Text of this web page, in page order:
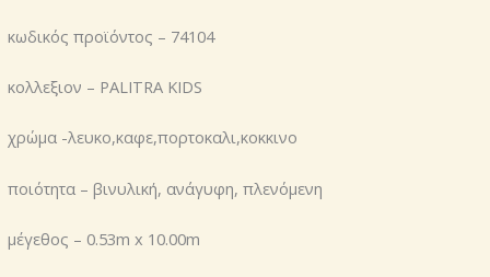
κωδικός προϊόντος – 74104
κολλεξιον – PALITRA KIDS
χρώμα -λευκο,καφε,πορτοκαλι,κοκκινο
ποιότητα – βινυλική, ανάγυφη, πλενόμενη
μέγεθος – 0.53m x 10.00m